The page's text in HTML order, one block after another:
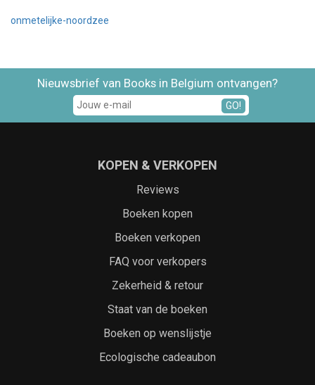
onmetelijke-noordzee
Nieuwsbrief van Books in Belgium ontvangen?
GO!
KOPEN & VERKOPEN
Reviews
Boeken kopen
Boeken verkopen
FAQ voor verkopers
Zekerheid & retour
Staat van de boeken
Boeken op wenslijstje
Ecologische cadeaubon